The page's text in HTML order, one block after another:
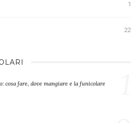
1
22
cosa fare, dove mangiare e la funicolare